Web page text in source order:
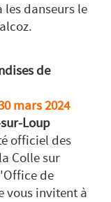
danseurs le
de
mars 2024
Loup
officiel des
Colle sur
de
vous invitent à